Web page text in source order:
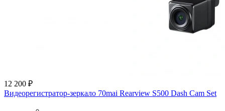
12 200 ₽
Видеорегистратор-зеркало 70mai Rearview S500 Dash Cam Set